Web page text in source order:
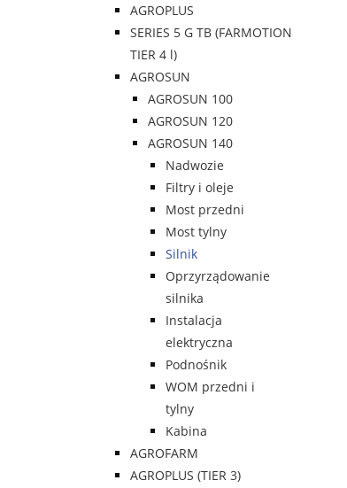
AGROPLUS
SERIES 5 G TB (FARMOTION
TIER 4 l)
AGROSUN
AGROSUN 100
AGROSUN 120
AGROSUN 140
Nadwozie
Filtry i oleje
Most przedni
Most tylny
Silnik
Oprzyrządowanie
silnika
Instalacja
elektryczna
Podnośnik
WOM przedni i
tylny
Kabina
AGROFARM
AGROPLUS (TIER 3)